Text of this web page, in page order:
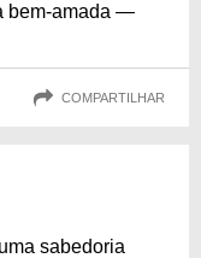
bem-amada —
COMPARTILHAR
sabedoria